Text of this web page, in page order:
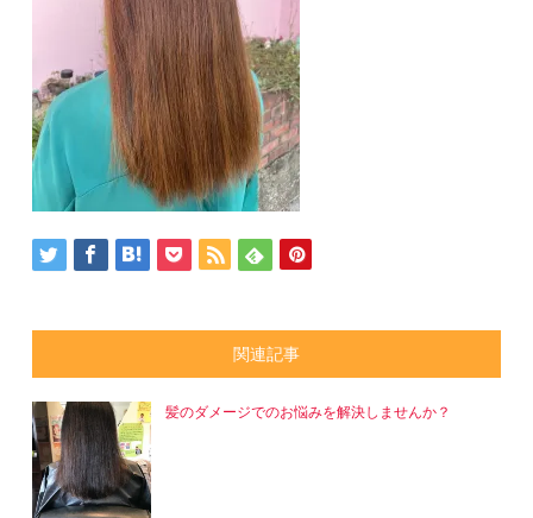
関連記事
髪のダメージでのお悩みを解決しませんか？